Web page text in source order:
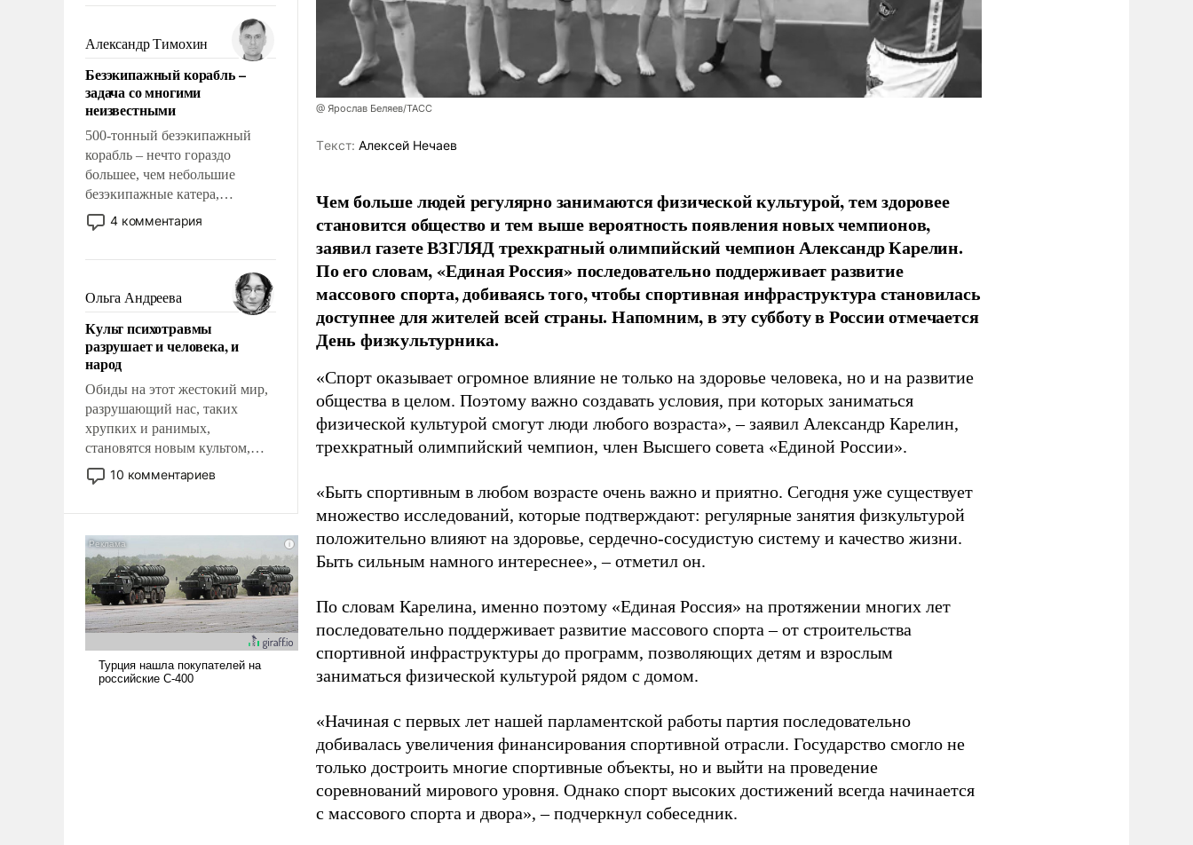
чем она отличается от просто
образованных людей. Иногда
казалось, что эти вопросы
решены раз и навсегда, но –
нет, не решены.
Александр Тимохин
Безэкипажный корабль –
задача со многими
неизвестными
500-тонный безэкипажный
корабль – нечто гораздо
большее, чем небольшие
безэкипажные катера,
применение которых уже
стало обыденностью. Задача по
сложна и амбициозна. Однако
и ее реализация радикально
поднимет наши боевые
возможности.
4 комментария
Ольга Андреева
Культ психотравмы
разрушает и человека, и
народ
Обиды на этот жестокий мир,
разрушающий нас, таких
хрупких и ранимых,
становятся новым культом,
постепенно вытесняя и
отменяя традиционное
ударами судьбы, брать на себя
ответственность, помогать
слабым, идти вперед и
адаптироваться.
10 комментариев
@ Ярослав Беляев/ТАСС
Tекст: Алексей Нечаев
Чем больше людей регулярно занимаются физической культурой, тем здоровее
становится общество и тем выше вероятность появления новых чемпионов,
заявил газете ВЗГЛЯД трехкратный олимпийский чемпион Александр Карелин.
По его словам, «Единая Россия» последовательно поддерживает развитие
массового спорта, добиваясь того, чтобы спортивная инфраструктура становилась
доступнее для жителей всей страны. Напомним, в эту субботу в России отмечается
День физкультурника.
«Спорт оказывает огромное влияние не только на здоровье человека, но и на развитие
общества в целом. Поэтому важно создавать условия, при которых заниматься
физической культурой смогут люди любого возраста», – заявил Александр Карелин,
трехкратный олимпийский чемпион, член Высшего совета «Единой России».
«Быть спортивным в любом возрасте очень важно и приятно. Сегодня уже существует
множество исследований, которые подтверждают: регулярные занятия физкультурой
положительно влияют на здоровье, сердечно-сосудистую систему и качество жизни.
Быть сильным намного интереснее», – отметил он.
По словам Карелина, именно поэтому «Единая Россия» на протяжении многих лет
последовательно поддерживает развитие массового спорта – от строительства
спортивной инфраструктуры до программ, позволяющих детям и взрослым
заниматься физической культурой рядом с домом.
«Начиная с первых лет нашей парламентской работы партия последовательно
добивалась увеличения финансирования спортивной отрасли. Государство смогло не
только достроить многие спортивные объекты, но и выйти на проведение
соревнований мирового уровня. Однако спорт высоких достижений всегда начинается
с массового спорта и двора», – подчеркнул собеседник.